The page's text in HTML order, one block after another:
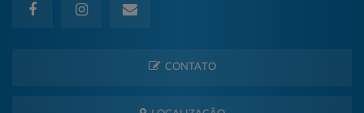
CONTATO